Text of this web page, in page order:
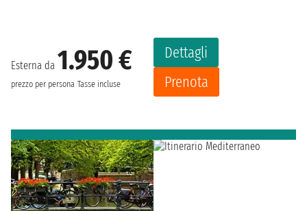
Esterna da 1.950 €
prezzo per persona Tasse incluse
Dettagli
Prenota